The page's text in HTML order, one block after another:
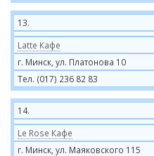
13.
Latte Кафе
г. Минск, ул. Платонова 10
Тел. (017) 236 82 83
14.
Le Rose Кафе
г. Минск, ул. Маяковского 115